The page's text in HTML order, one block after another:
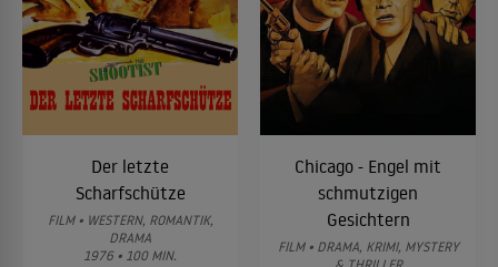
Der letzte
Scharfschütze
FILM • WESTERN, ROMANTIK,
DRAMA
1976 • 100 MIN.
Chicago - Engel mit
schmutzigen
Gesichtern
FILM • DRAMA, KRIMI, MYSTERY